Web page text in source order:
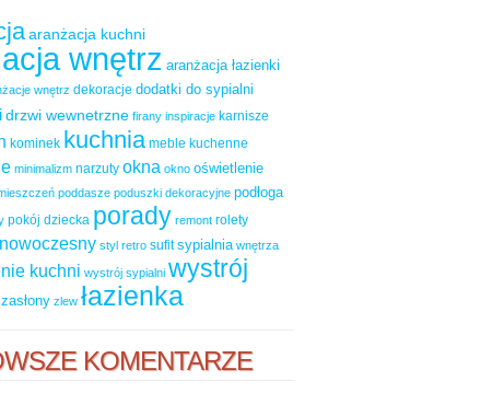
aranżacja kuchni
wnętrz aranżacja łazienki
wnętrz dekoracje dodatki do sypialni
drzwi wewnetrzne firany inspiracje karnisze
kominek kuchnia meble kuchenne
minimalizm narzuty okna okno oświetlenie
poddasze poduszki dekoracyjne podłoga
pokój dziecka porady remont rolety
styl retro sufit sypialnia wnętrza
kuchni wystrój sypialni wystrój
zasłony zlew łazienka
KOMENTARZE